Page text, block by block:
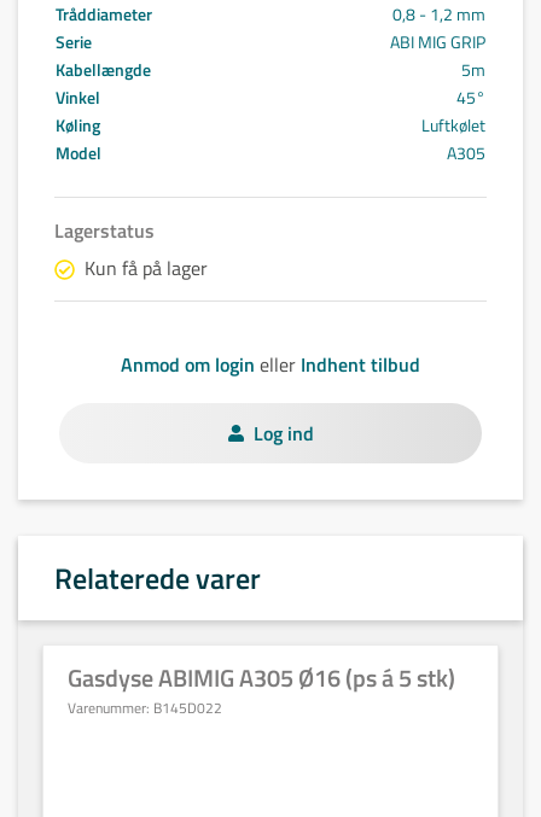
Tråddiameter
0,8 - 1,2 mm
Serie
ABI MIG GRIP
Kabellængde
5m
Vinkel
45°
Køling
Luftkølet
Model
A305
Lagerstatus
Kun få på lager
Anmod om login eller Indhent tilbud
Log ind
Relaterede varer
Gasdyse ABIMIG A305 Ø16 (ps á 5 stk)
Varenummer: B145D022